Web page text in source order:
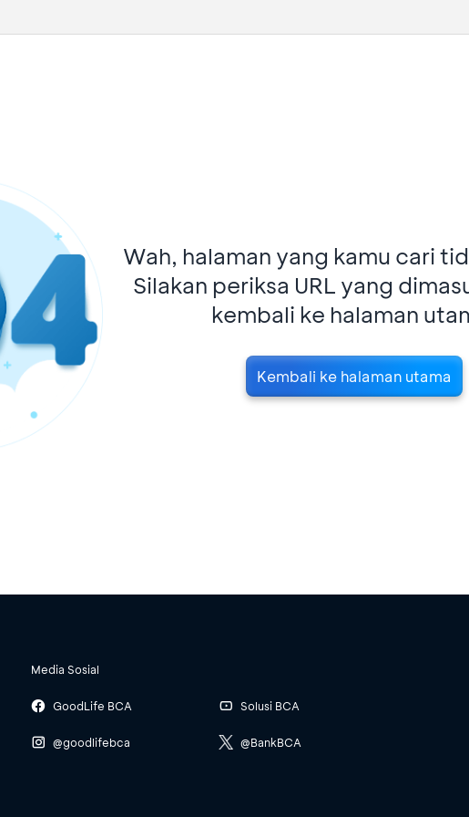
Wah, halaman yang kamu cari
Silakan periksa URL yang
kembali ke halaman
Kembali ke halaman utama
Media Sosial
GoodLife BCA
@goodlifebca
Solusi BCA
@BankBCA